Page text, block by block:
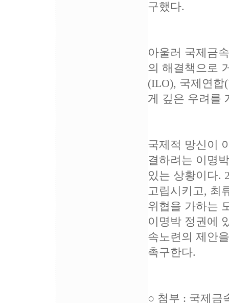
구했다.
아울러 국제금
의 해결책으로
(ILO), 국제연합
게 깊은 우려를
국제적 망신이
결하려는 이명
있는 상황이다.
고립시키고, 최
위협을 가하는
이명박 정권에
속노련의 제안
촉구한다.
○ 첨부 : 국제금